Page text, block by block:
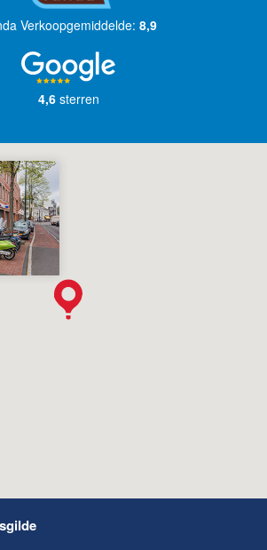
Verkoopgemiddelde: 8,9
4,6sterren